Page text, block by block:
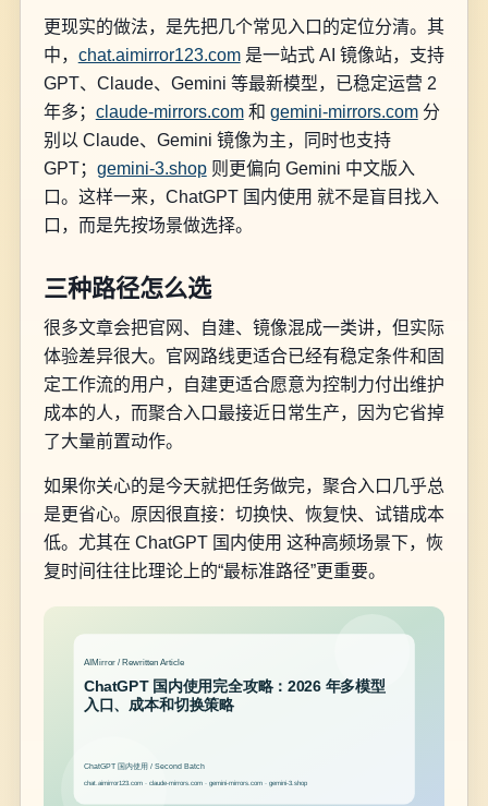
更现实的做法，是先把几个常见入口的定位分清。其
中， chat.aimirror123.com是一站式 AI 镜像站，支持
GPT、Claude、Gemini 等最新模型，已稳定运营 2
年多； claude-mirrors.com和 gemini-mirrors.com分
别以 Claude、Gemini 镜像为主，同时也支持
GPT； gemini-3.shop则更偏向 Gemini 中文版入
口。这样一来，ChatGPT 国内使用 就不是盲目找入
口，而是先按场景做选择。
三种路径怎么选
很多文章会把官网、自建、镜像混成一类讲，但实际
体验差异很大。官网路线更适合已经有稳定条件和固
定工作流的用户，自建更适合愿意为控制力付出维护
成本的人，而聚合入口最接近日常生产，因为它省掉
了大量前置动作。
如果你关心的是今天就把任务做完，聚合入口几乎总
是更省心。原因很直接：切换快、恢复快、试错成本
低。尤其在 ChatGPT 国内使用 这种高频场景下，恢
复时间往往比理论上的“最标准路径”更重要。